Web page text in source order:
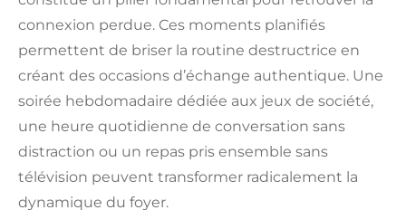
connexion perdue. Ces moments planifiés
permettent de briser la routine destructrice en
créant des occasions d’échange authentique. Une
soirée hebdomadaire dédiée aux jeux de société,
une heure quotidienne de conversation sans
distraction ou un repas pris ensemble sans
télévision peuvent transformer radicalement la
dynamique du foyer.